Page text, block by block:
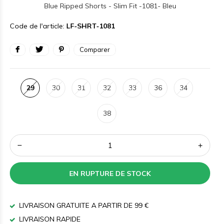
Blue Ripped Shorts - Slim Fit -1081- Bleu
Code de l'article: LF-SHRT-1081
Comparer
29 30 31 32 33 36 34
38
EN RUPTURE DE STOCK
LIVRAISON GRATUITE A PARTIR DE 99 €
LIVRAISON RAPIDE